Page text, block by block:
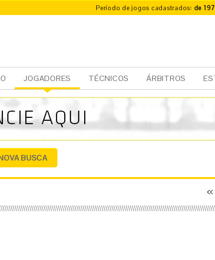
Período de jogos cadastrados: de
JOGADORES TÉCNICOS ÁRBITROS
cia
l
BUSCA